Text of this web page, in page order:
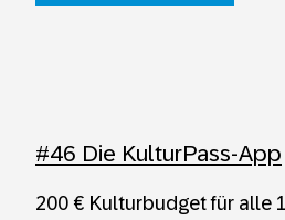
#46 Die KulturPass-App
200 € Kulturbudget für alle